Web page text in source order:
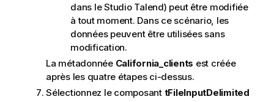
dans leStudio Talend) peut être modifiée
à tout moment. Dans ce scénario, les
données peuvent être utilisées sans
modification.
La métadonnée California_clients est créée
après les quatre étapes ci-dessus.
Sélectionnez le composant tFileInputDelimited